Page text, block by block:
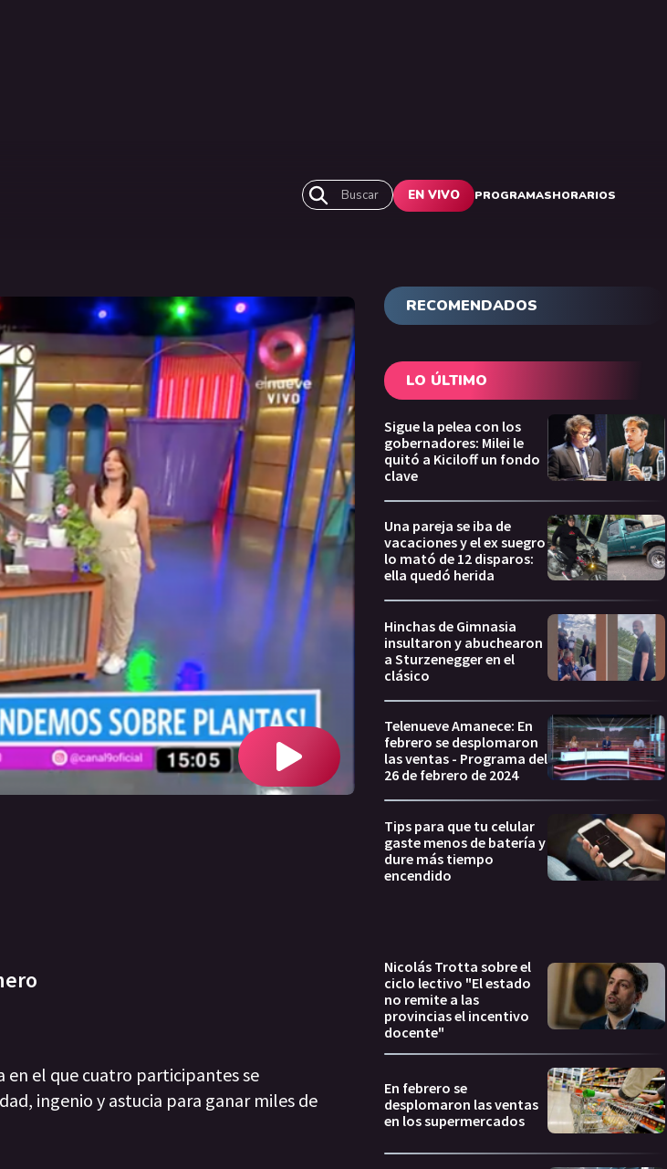
Buscar EN VIVO PROGRAMASHORARIOS
en el que cuatro participantes se
ingenio y astucia para ganar miles de
RECOMENDADOS
LO ÚLTIMO
Sigue la pelea con los
gobernadores: Milei le
quitó a Kiciloff un fondo
clave
Una pareja se iba de
vacaciones y el ex suegro
lo mató de 12 disparos:
ella quedó herida
Hinchas de Gimnasia
insultaron y abuchearon
a Sturzenegger en el
clásico
Telenueve Amanece: En
febrero se desplomaron
las ventas - Programa del
26 de febrero de 2024
Tips para que tu celular
gaste menos de batería y
dure más tiempo
encendido
Nicolás Trotta sobre el
ciclo lectivo "El estado
no remite a las
provincias el incentivo
docente"
En febrero se
desplomaron las ventas
en los supermercados